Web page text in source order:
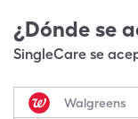
¿Dónde se
SingleCare se
Walgreens